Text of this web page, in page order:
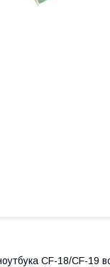
CF-18/CF-19